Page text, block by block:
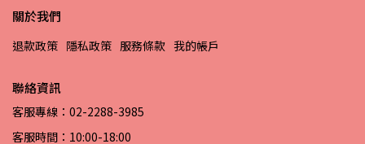
關於我們
退款政策 隱私政策 服務條款 我的帳戶
聯絡資訊
客服專線：02-2288-3985
客服時間：10:00-18:00